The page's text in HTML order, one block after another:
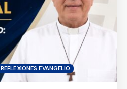
REFLEXIONES EVANGELIO